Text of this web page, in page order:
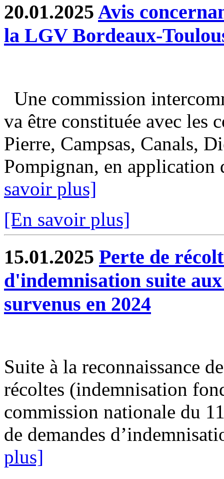
20.01.2025 Avis
la LGV Bordeaux-
Une commission
va être constituée avec les
Pierre, Campsas, Canals,
Pompignan, en
savoir plus]
[En savoir plus]
15.01.2025 Perte de
d'indemnisation suite
survenus en 2024
Suite à la reconnaissance
récoltes (indemnisation
commission nationale du
de demandes
plus]